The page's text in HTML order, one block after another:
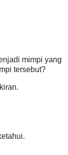
mimpi yang
tersebut?